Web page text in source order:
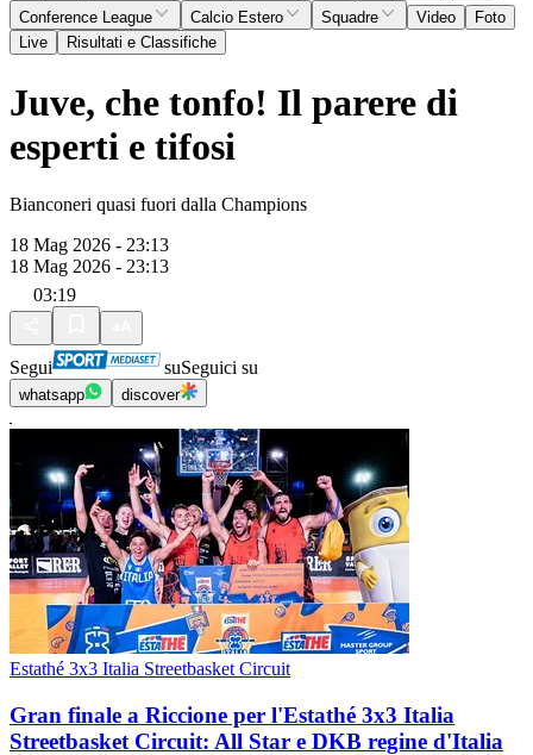
Conference League
Calcio Estero Squadre Video
Foto
Live
Risultati e Classifiche
Juve, che tonfo! Il parere di
esperti e tifosi
Bianconeri quasi fuori dalla Champions
18 Mag 2026 - 23:13
18 Mag 2026 - 23:13
03:19
Segui suSeguici su
whatsapp discover
Estathé 3x3 Italia Streetbasket Circuit
Gran finale a Riccione per l'Estathé 3x3 Italia
Streetbasket Circuit: All Star e DKB regine d'Italia